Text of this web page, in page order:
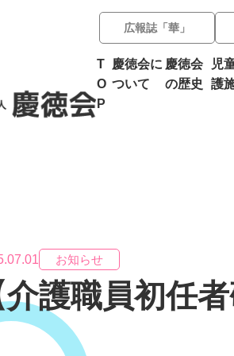
広報誌「華」
T
O
P
慶徳会に
ついて
慶徳会
の歴史
児
護
お知らせ
介護職員初任